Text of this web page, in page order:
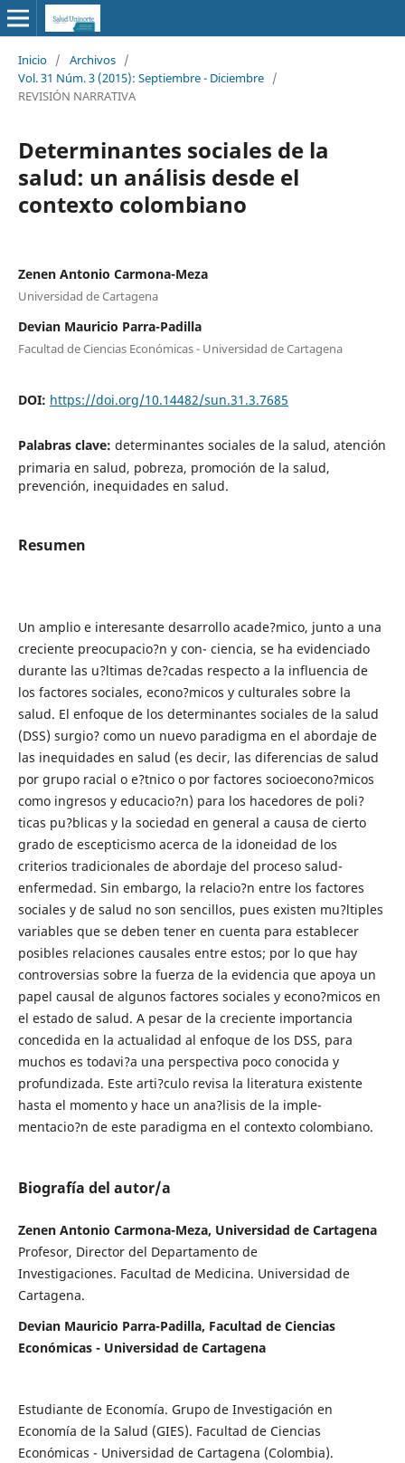
Inicio / Archivos /
Vol. 31 Núm. 3 (2015): Septiembre - Diciembre /
REVISIÓN NARRATIVA
Determinantes sociales de la
salud: un análisis desde el
contexto colombiano
Zenen Antonio Carmona-Meza
Universidad de Cartagena
Devian Mauricio Parra-Padilla
Facultad de Ciencias Económicas - Universidad de Cartagena
DOI: https://doi.org/10.14482/sun.31.3.7685
Palabras clave: determinantes sociales de la salud, atención
primaria en salud, pobreza, promoción de la salud,
prevención, inequidades en salud.
Resumen
Un amplio e interesante desarrollo acade?mico, junto a una
creciente preocupacio?n y con- ciencia, se ha evidenciado
durante las u?ltimas de?cadas respecto a la influencia de
los factores sociales, econo?micos y culturales sobre la
salud. El enfoque de los determinantes sociales de la salud
(DSS) surgio? como un nuevo paradigma en el abordaje de
las inequidades en salud (es decir, las diferencias de salud
por grupo racial o e?tnico o por factores socioecono?micos
como ingresos y educacio?n) para los hacedores de poli?
ticas pu?blicas y la sociedad en general a causa de cierto
grado de escepticismo acerca de la idoneidad de los
criterios tradicionales de abordaje del proceso salud-
enfermedad. Sin embargo, la relacio?n entre los factores
sociales y de salud no son sencillos, pues existen mu?ltiples
variables que se deben tener en cuenta para establecer
posibles relaciones causales entre estos; por lo que hay
controversias sobre la fuerza de la evidencia que apoya un
papel causal de algunos factores sociales y econo?micos en
el estado de salud. A pesar de la creciente importancia
concedida en la actualidad al enfoque de los DSS, para
muchos es todavi?a una perspectiva poco conocida y
profundizada. Este arti?culo revisa la literatura existente
hasta el momento y hace un ana?lisis de la imple-
mentacio?n de este paradigma en el contexto colombiano.
Biografía del autor/a
Zenen Antonio Carmona-Meza, Universidad de Cartagena
Profesor, Director del Departamento de
Investigaciones. Facultad de Medicina. Universidad de
Cartagena.
Devian Mauricio Parra-Padilla, Facultad de Ciencias
Económicas - Universidad de Cartagena
Estudiante de Economía. Grupo de Investigación en
Economía de la Salud (GIES). Facultad de Ciencias
Económicas - Universidad de Cartagena (Colombia).